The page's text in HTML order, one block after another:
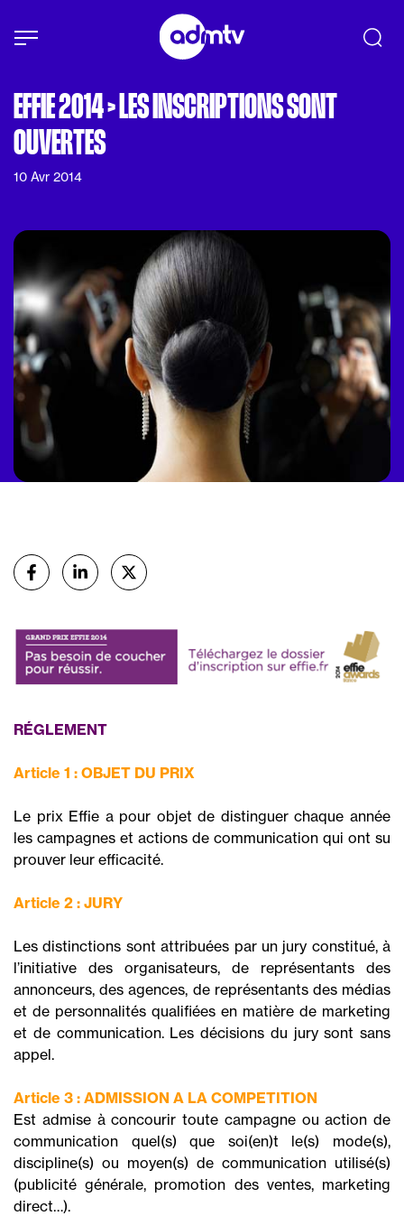
Aller au contenu principal
EFFIE 2014 > LES INSCRIPTIONS SONT
OUVERTES
10 Avr 2014
Partager
sur Facebook
sur Linkedinsur X (Twitter)
RÉGLEMENT
Article 1 : OBJET DU PRIX
Le prix Effie a pour objet de distinguer chaque année
les campagnes et actions de communication qui ont su
prouver leur efficacité.
Article 2 : JURY
Les distinctions sont attribuées par un jury constitué, à
l’initiative des organisateurs, de représentants des
annonceurs, des agences, de représentants des médias
et de personnalités qualifiées en matière de marketing
et de communication. Les décisions du jury sont sans
appel.
Article 3 : ADMISSION A LA COMPETITION
Est admise à concourir toute campagne ou action de
communication quel(s) que soi(en)t le(s) mode(s),
discipline(s) ou moyen(s) de communication utilisé(s)
(publicité générale, promotion des ventes, marketing
direct…).
Panneau de gestion des cookies